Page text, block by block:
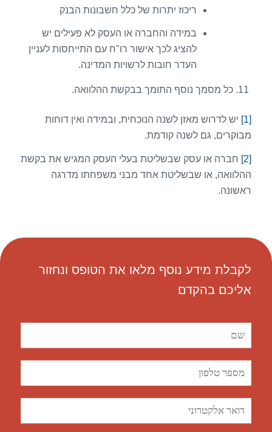
ריכוז יתרות של כלל חשבונות הבנק
במידה והחברה או העסק לא פעילים יש
להציג לכך אישור רו"ח עם התייחסות לעניין
העדר חובות לרשויות המדינה.
כל מסמך נוסף התומך בבקשת ההלוואה.
[1]
יש לדרוש מאזן לשנה הנוכחית, ובמידה ואין דוחות
מבוקרים, גם לשנה קודמת.
[2]
חברה או עסק שבשליטת בעלי העסק המגיש את בקשת
ההלוואה, או שבשליטת אחד מבני משפחתו מדרגה
ראשונה.
לקבלת מידע נוסף מלאו את הטופס ונחזור
אליכם בהקדם